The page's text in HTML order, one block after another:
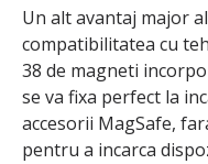
Un alt avantaj major
compatibilitatea cu
38 de magneti
se va fixa perfect la
accesorii MagSafe,
pentru a incarca